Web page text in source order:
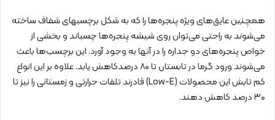
همچنین عایق‌های ویژه پنجره‌ها را که به شکل برچسبهای شفاف ساخته
می‌شوند به راحتی می‌توان روی شیشه پنجره‌ها چسباند و بخشی از
خواص پنجره‌های دو جداره را در آنها به وجود آورد. این برچسب‌ها باعث
می‌شوند ورود گرما در تابستان تا ۸۰ درصدکاهش یابد. علاوه بر این انواع
کم تابش این محصولات (Low-E) قادرند تلفات حرارتی و زمستانی را نیز تا
۳۰ درصد کاهش دهند.